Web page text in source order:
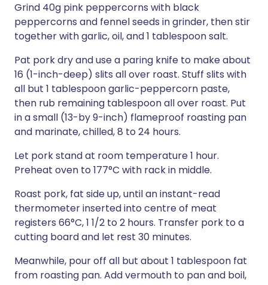
Grind 40g pink peppercorns with black
peppercorns and fennel seeds in grinder, then stir
together with garlic, oil, and 1 tablespoon salt.
Pat pork dry and use a paring knife to make about
16 (1-inch-deep) slits all over roast. Stuff slits with
all but 1 tablespoon garlic-peppercorn paste,
then rub remaining tablespoon all over roast. Put
in a small (13-by 9-inch) flameproof roasting pan
and marinate, chilled, 8 to 24 hours.
Let pork stand at room temperature 1 hour.
Preheat oven to 177°C with rack in middle.
Roast pork, fat side up, until an instant-read
thermometer inserted into centre of meat
registers 66°C, 1 1/2 to 2 hours. Transfer pork to a
cutting board and let rest 30 minutes.
Meanwhile, pour off all but about 1 tablespoon fat
from roasting pan. Add vermouth to pan and boil,